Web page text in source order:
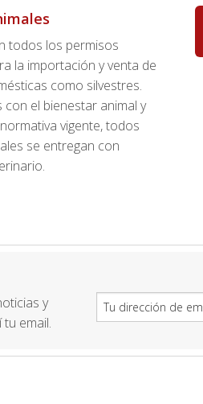
todos los permisos
la importación y venta de
como silvestres.
con el bienestar animal y
vigente, todos
se entregan con
y
email.